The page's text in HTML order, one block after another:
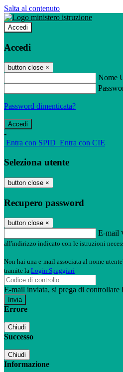
Salta al contenuto
Accedi
Accedi
button close ×
Nome
Password dimenticata?
-
Entra con SPID Entra con CIE
Seleziona utente
button close ×
Recupero password
button close ×
E-mail
all'indirizzo indicato con le istruzioni
Non hai una e-mail associata al nome
tramite la Login Spaggiari
E-mail inviata, si prega di controllare
Errore
Chiudi
Successo
Chiudi
Informazione